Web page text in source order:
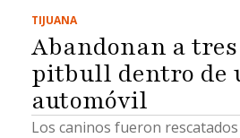
TIJUANA
Abandonan a
pitbull dentro de
automóvil
Los caninos fueron